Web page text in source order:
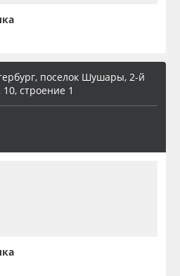
поселок Шушары, 2-й
строение 1